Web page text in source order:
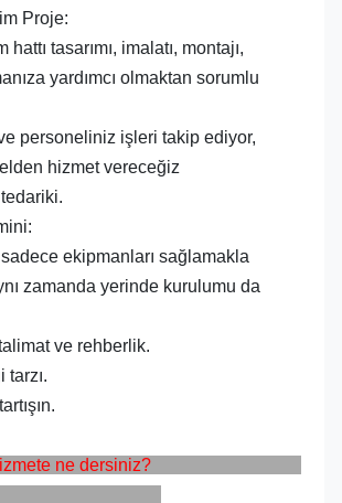
Proje:
hattı tasarımı, imalatı, montajı,
yardımcı olmaktan sorumlu
personeliniz işleri takip ediyor,
hizmet vereceğiz
ekipmanları sağlamakla
zamanda yerinde kurulumu da
ve rehberlik.
tarzı.
ne dersiniz?